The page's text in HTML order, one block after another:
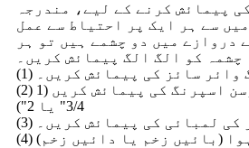
پیمائش کرنے کے لیے، مندرجہ
سے ہر ایک پر احتیاط سے عمل
دروازے میں دو چشمے ہیں تو ہر
چشمہ کو الگ الگ پیمائش کریں۔
وائر سائز کی پیمائش کریں۔
(2) قطر کے اندر ٹورسن اسپرنگ کی پیمائش کریں (1
3/4" یا 2")
کی لمبائی کی پیمائش کریں۔
ہوا (بائیں زخم یا دائیں زخم)